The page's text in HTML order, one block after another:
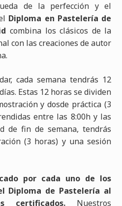
de la perfección y el
Diploma en Pastelería de
combina los clásicos de la
con las creaciones de autor
cada semana tendrás 12
Estas 12 horas se dividen
y dosde práctica (3
entre las 8:00h y las
de fin de semana, tendrás
(3 horas) y una sesión
por cada uno de los
Diploma de Pastelería al
certificados. Nuestros